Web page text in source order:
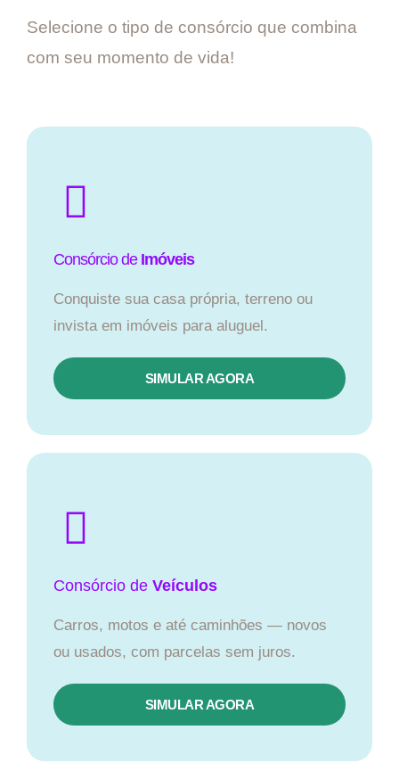
Selecione o tipo de consórcio que combina
com seu momento de vida!
Consórcio de Imóveis
Conquiste sua casa própria, terreno ou
invista em imóveis para aluguel.
SIMULAR AGORA​
Consórcio de Veículos
Carros, motos e até caminhões — novos
ou usados, com parcelas sem juros.
SIMULAR AGORA